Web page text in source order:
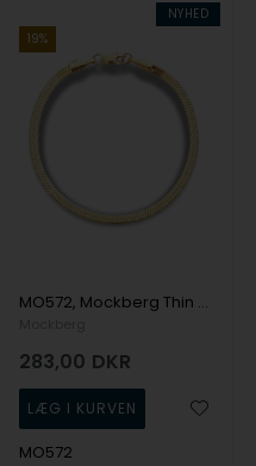
NYHED
19%
MO572, Mockberg Thin Snake Bracelet Gold Medium Armbånd
283,00 DKR
MO572